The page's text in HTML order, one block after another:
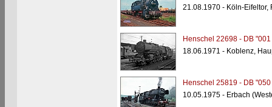
21.08.1970 - Köln-Eifeltor,
Henschel 22698 - DB
18.06.1971 - Koblenz,
Henschel 25819 - DB
10.05.1975 - Erbach